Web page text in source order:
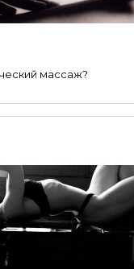
массаж?